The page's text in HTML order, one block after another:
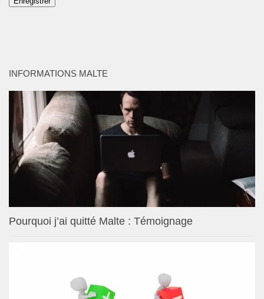
INFORMATIONS MALTE
Pourquoi j’ai quitté Malte : Témoignage